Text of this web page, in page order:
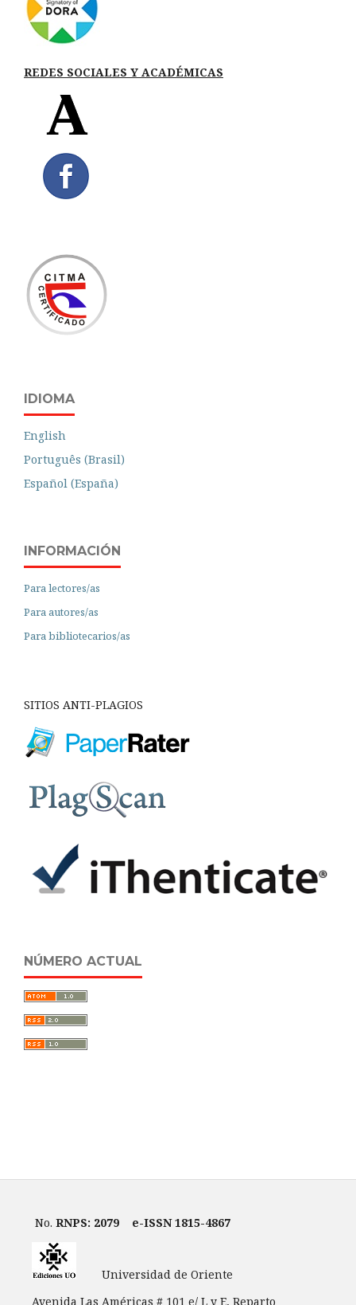
REDES SOCIALES Y ACADÉMICAS
IDIOMA
English
Português (Brasil)
Español (España)
INFORMACIÓN
Para lectores/as
Para autores/as
Para bibliotecarios/as
SITIOS ANTI-PLAGIOS
NÚMERO ACTUAL
No. RNPS: 2079 e-ISSN 1815-4867
Universidad de Oriente
Avenida Las Américas # 101 e/ L y E, Reparto